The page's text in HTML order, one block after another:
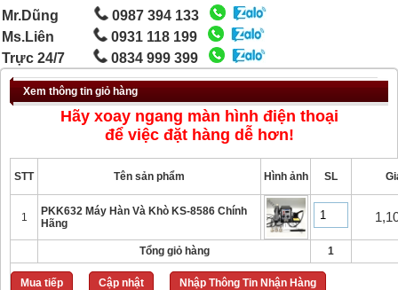
Mr.Dũng
0987 394 133
Ms.Liên
0931 118 199
Trực 24/7
0834 999 399
Xem thông tin giỏ hàng
Hãy xoay ngang màn hình điện thoại
để việc đặt hàng dễ hơn!
STT Tên sản phẩm Hình ảnh SL
1
PKK632 Máy Hàn Và Khò KS-8586 Chính
Hãng
Tổng giỏ hàng 1
Mua tiếp Cập nhật Nhập Thông Tin Nhận Hàng